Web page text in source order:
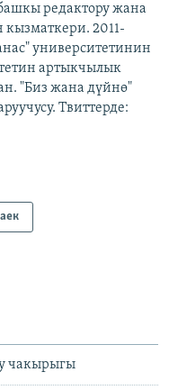
редактору жана
2011-
университетинин
артыкчылык
"Биз жана дүйнө"
Твиттерде:
чакырыгы